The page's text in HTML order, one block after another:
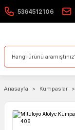
5364512106
Anasayfa Kumpaslar